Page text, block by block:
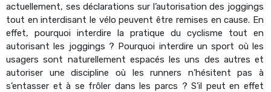
actuellement, ses déclarations sur l’autorisation des joggings
tout en interdisant le vélo peuvent être remises en cause. En
effet, pourquoi interdire la pratique du cyclisme tout en
autorisant les joggings ? Pourquoi interdire un sport où les
usagers sont naturellement espacés les uns des autres et
autoriser une discipline où les runners n’hésitent pas à
s’entasser et à se frôler dans les parcs ? S’il peut en effet